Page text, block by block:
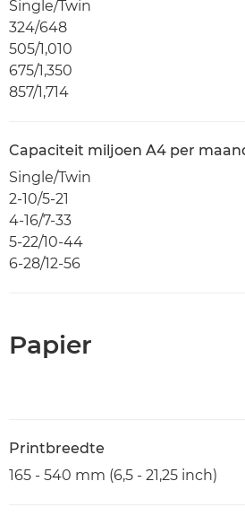
Single/Twin
324/648
505/1,010
675/1,350
857/1,714
Capaciteit miljoen A4 per
Single/Twin
2-10/5-21
4-16/7-33
5-22/10-44
6-28/12-56
Papier
Printbreedte
165 - 540 mm (6,5 - 21,25 inch)